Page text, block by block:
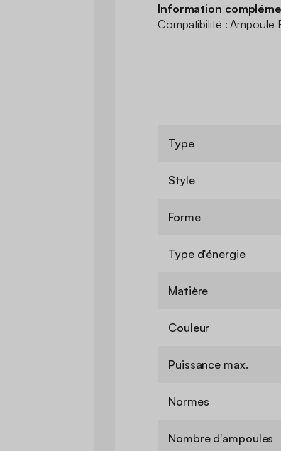
Information
Compatibilité : Ampoule
Type
Style
Forme
Type d'énergie
Matière
Couleur
Puissance max.
Normes
Nombre d'ampoules